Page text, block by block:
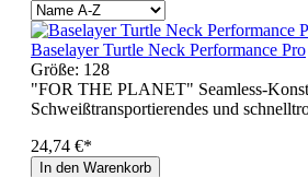
Baselayer Turtle Neck Performance Pro
Größe: 128
"FOR THE PLANET" Seamless-
Schweißtransportierendes und
24,74 €*
In den Warenkorb